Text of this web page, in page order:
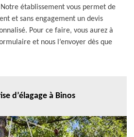
établissement vous permet de
et sans engagement un devis
Pour ce faire, vous aurez à
et nous l’envoyer dès que
d’élagage à Binos